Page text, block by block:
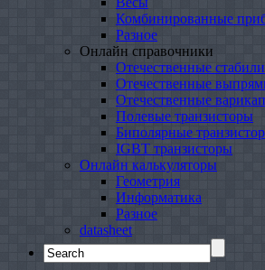
Комбинированные
Разное
Онлайн справочники
Отечественные
Отечественные
Отечественные
Полевые транзисторы
Биполярные
IGBT транзисторы
Онлайн калькуляторы
Геометрия
Информатика
Разное
datasheet
Search
for: